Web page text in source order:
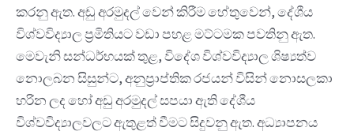
කරනු ඇත. අඩු අරමුදල් වෙන් කිරීම හේතුවෙන්, දේශීය
විශ්වවිද්‍යාල ප්‍රමිතියට වඩා පහළ මට්ටමක පවතිනු ඇත.
මෙවැනි සන්ධර්භයක් තුළ, විදේශ විශ්වවිද්‍යාල ශිෂ්‍යත්ව
නොලබන සිසුන්ට, අනුප්‍රාප්තික රජයන් විසින් නොසලකා
හරින ලද හෝ අඩු අරමුදල් සපයා ඇති දේශීය
විශ්වවිද්‍යාලවලට ඇතුළත් වීමට සිදුවනු ඇත. අධ්‍යාපනය